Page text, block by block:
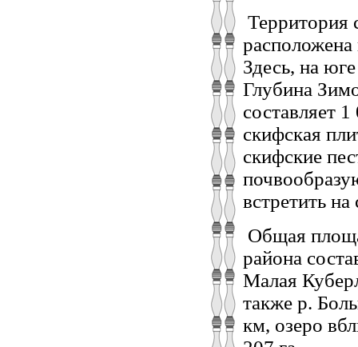
Территория
расположена
Здесь, на
Глубина
составляет
скифская
скифские
встретить
Общая
района
Малая
также р.
км, озеро